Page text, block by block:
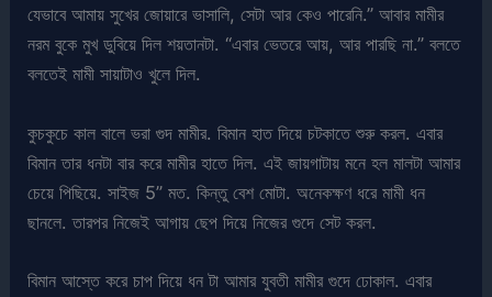
যেভাবে আমায় সুখের জোয়ারে ভাসালি, সেটা আর কেও পারেনি.” আবার মামীর
নরম বুকে মুখ ডুবিয়ে দিল শয়তানটা. “এবার ভেতরে আয়, আর পারছি না.” বলতে
বলতেই মামী সায়াটাও খুলে দিল.
কুচকুচে কাল বালে ভরা গুদ মামীর. বিমান হাত দিয়ে চটকাতে শুরু করল. এবার
বিমান তার ধনটা বার করে মামীর হাতে দিল. এই জায়গাটায় মনে হল মালটা আমার
চেয়ে পিছিয়ে. সাইজ 5” মত. কিন্তু বেশ মোটা. অনেকক্ষণ ধরে মামী ধন
ছানলে. তারপর নিজেই আগায় ছেপ দিয়ে নিজের গুদে সেট করল.
বিমান আস্তে করে চাপ দিয়ে ধন টা আমার যুবতী মামীর গুদে ঢোকাল. এবার